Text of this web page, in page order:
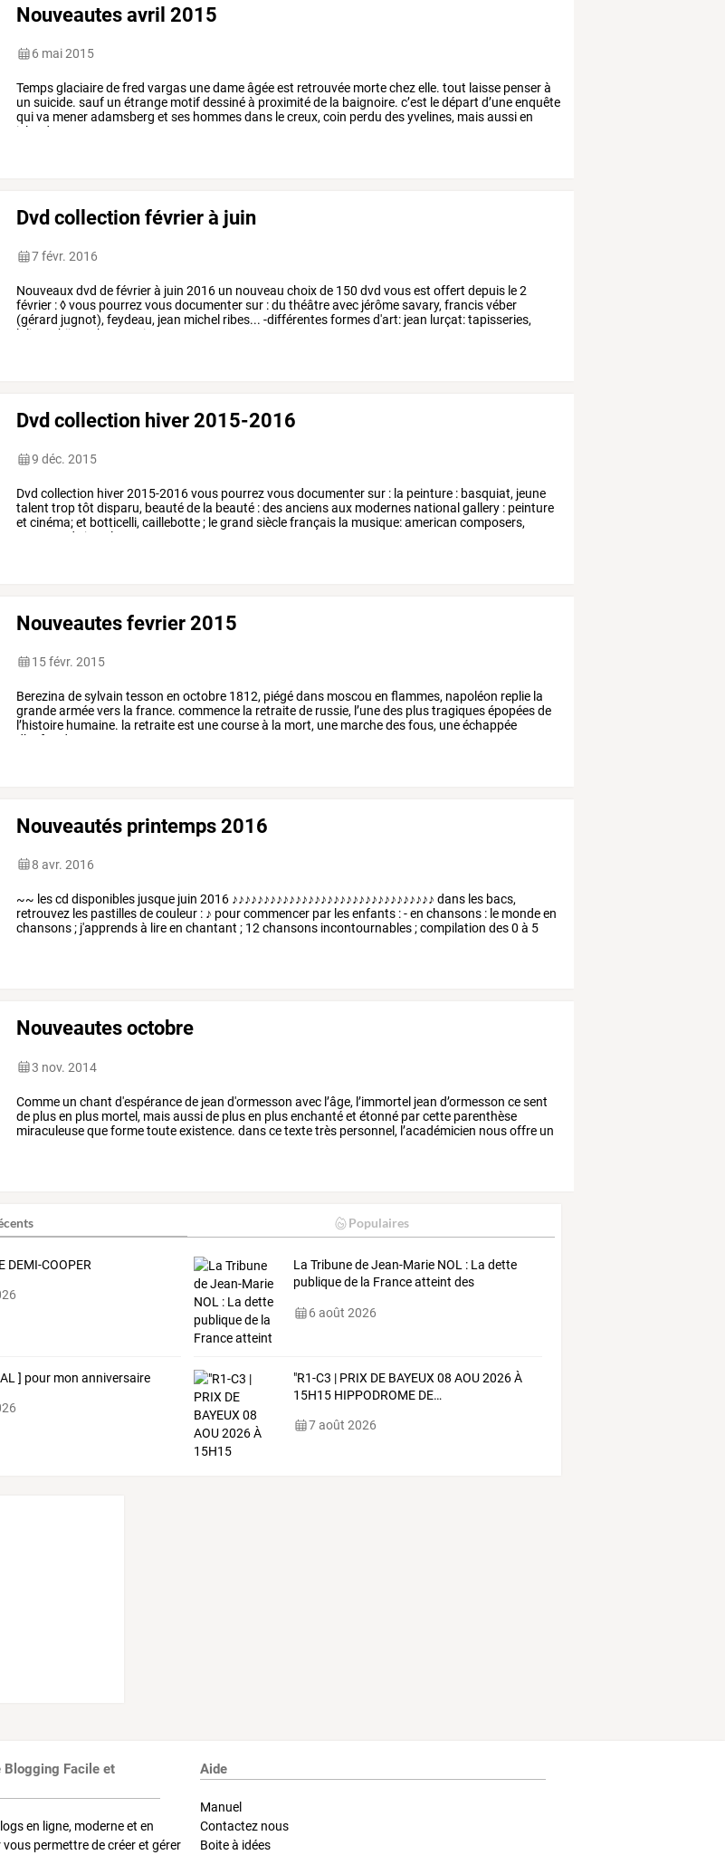
Nouveautes avril 2015
6 mai 2015
Tempsglaciairedefred vargas unedameâgéeest retrouvée mortechezelle. tout laisse penserà
un suicide. sauf un étrange motifdessinéà proximitéde la baignoire. c’est ledépart d’uneenquête
quiva meneradamsberg et ses hommesdans lecreux,coin perdu desyvelines, maisaussien
islande,
Dvd collection février à juin
7 févr. 2016
Nouveauxdvd defévrierà juin 2016 un nouveau choixde 150 dvd vousest offert depuis le2
février :◊vous pourrezvousdocumentersur :du théâtreavec jérômesavary,francisvéber
(gérard jugnot),feydeau, jean michel ribes... -différentesformesd'art: jean lurçat:tapisseries,
lalique:
bijoux, brancusi:
Dvd collection hiver 2015-2016
9 déc. 2015
Dvd collection hiver2015-2016vous pourrezvousdocumentersur : la peinture : basquiat, jeune
talent troptôt disparu, beautéde la beauté :desanciensaux modernes national gallery : peinture
et cinéma;et botticelli, caillebotte; legrand sièclefrançais la musique:american composers,
de jean luc
Nouveautes fevrier 2015
15 févr. 2015
Berezina desylvain tesson en octobre 1812, piégédans moscou en flammes, napoléon replie la
grandearméevers la france. commence la retraitede russie, l’unedes plustragiquesépopéesde
l’histoire humaine. la retraiteest unecourseà la mort, une marchedesfous, uneéchappée
d’enfer.
deux
Nouveautés printemps 2016
8 avr. 2016
~~ les cd disponibles jusque juin 2016 ♪♪♪♪♪♪♪♪♪♪♪♪♪♪♪♪♪♪♪♪♪♪♪♪♪♪♪♪♪♪♪♪ dans les bacs,
retrouvez les pastilles de couleur : ♪ pour commencer par les enfants : - en chansons : le monde en
chansons ; j'apprends à lire en chantant ; 12 chansons incontournables ; compilation des 0 à 5
Nouveautes octobre
3 nov. 2014
Comme un chant d'espérancede jean d'ormesson avec l’âge, l’immortel jean d’ormesson cesent
de plusen plus mortel, maisausside plusen plusenchantéet étonné parcette parenthèse
miraculeusequeformetouteexistence. danscetextetrès personnel, l’académicien nousoffre un
Populaires
DEMI-COOPER La TribunedeJean-Marie NOL : La dette
publiquede la Franceatteint des
6 août 2026
] pour mon anniversaire "R1-C3 | PRIX DE BAYEUX08 AOU2026À
15H15 HIPPODROME DE…
7 août 2026
Blogging Facile et
en ligne, moderne et en
permettre de créer et gérer
Aide
Manuel
Contactez nous
Boite à idées